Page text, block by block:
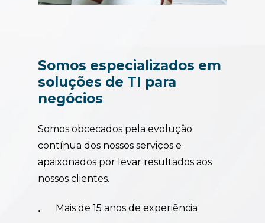
Somos especializados em
soluções de TI para
negócios
Somos obcecados pela evolução
contínua dos nossos serviços e
apaixonados por levar resultados aos
nossos clientes.
Mais de 15 anos de experiência